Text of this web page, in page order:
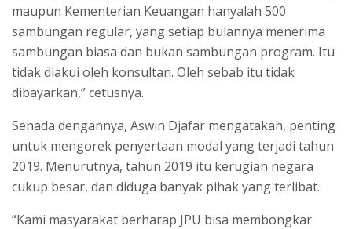
maupun Kementerian Keuangan hanyalah 500
sambungan regular, yang setiap bulannya menerima
sambungan biasa dan bukan sambungan program. Itu
tidak diakui oleh konsultan. Oleh sebab itu tidak
dibayarkan,” cetusnya.
Senada dengannya, Aswin Djafar mengatakan, penting
untuk mengorek penyertaan modal yang terjadi tahun
2019. Menurutnya, tahun 2019 itu kerugian negara
cukup besar, dan diduga banyak pihak yang terlibat.
“Kami masyarakat berharap JPU bisa membongkar